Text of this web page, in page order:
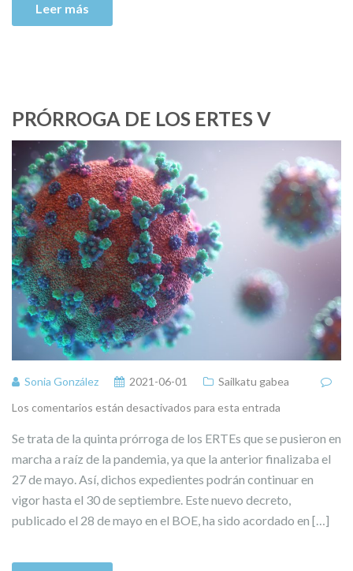
Leer más
PRÓRROGA DE LOS ERTES V
Sonia González 2021-06-01
Sailkatu gabea
Los comentarios están desactivados para esta entrada
Se trata de la quinta prórroga de los ERTEs que se pusieron en
marcha a raíz de la pandemia, ya que la anterior finalizaba el
27 de mayo. Así, dichos expedientes podrán continuar en
vigor hasta el 30 de septiembre. Este nuevo decreto,
publicado el 28 de mayo en el BOE, ha sido acordado en […]